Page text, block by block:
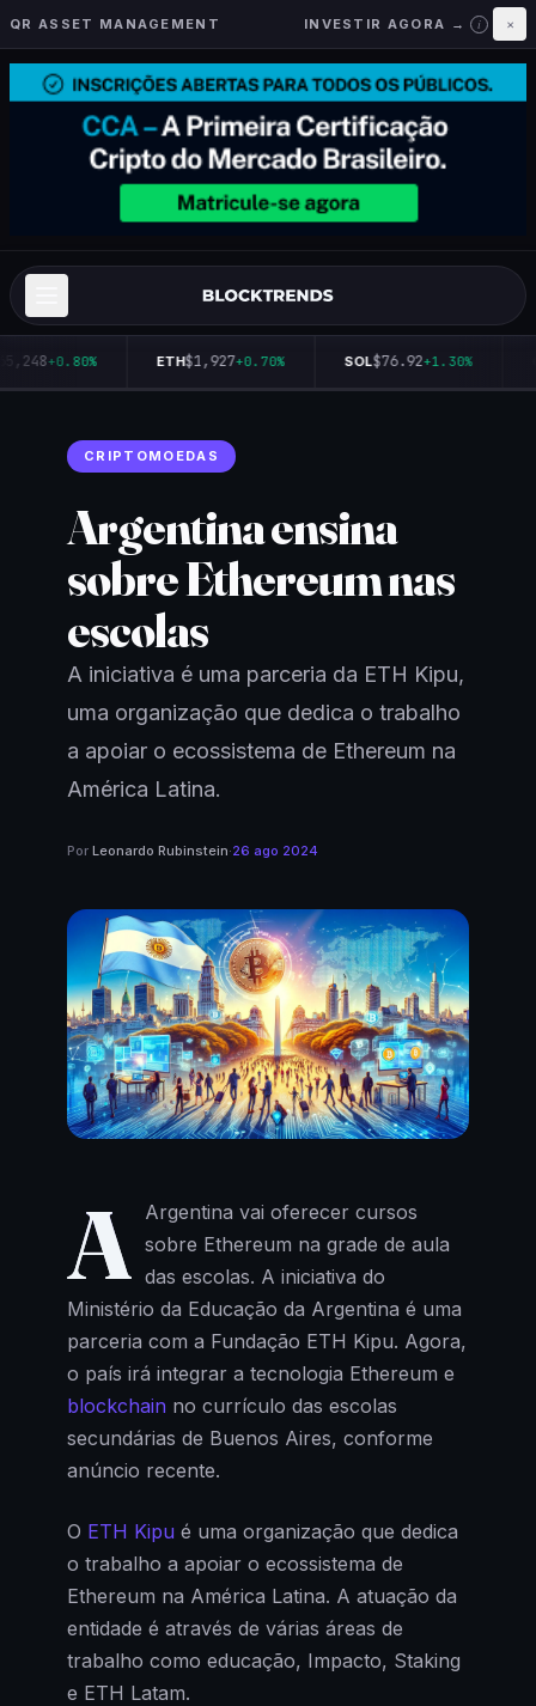
QR ASSET MANAGEMENT INVESTIR AGORA → i ×
+0.80% ETH$1,927+0.70% SOL$76.92+1.30%
CRIPTOMOEDAS
Argentina ensina
sobre Ethereum nas
escolas
A iniciativa é uma parceria da ETH Kipu,
uma organização que dedica o trabalho
a apoiar o ecossistema de Ethereum na
América Latina.
Por Leonardo Rubinstein·26 ago 2024
A Argentina vai oferecer cursos
sobre Ethereum na grade de aula
das escolas. A iniciativa do
Ministério da Educação da Argentina é uma
parceria com a Fundação ETH Kipu. Agora,
o país irá integrar a tecnologia Ethereum e
blockchain no currículo das escolas
secundárias de Buenos Aires, conforme
anúncio recente.
O ETH Kipu é uma organização que dedica
o trabalho a apoiar o ecossistema de
Ethereum na América Latina. A atuação da
entidade é através de várias áreas de
trabalho como educação, Impacto, Staking
e ETH Latam.